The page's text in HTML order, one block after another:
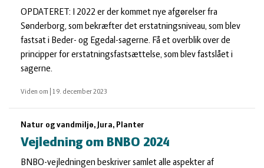
OPDATERET: I 2022 er der kommet nye afgørelser fra
Sønderborg, som bekræfter det erstatningsniveau, som blev
fastsat i Beder- og Egedal-sagerne. Få et overblik over de
principper for erstatningsfastsættelse, som blev fastslået i
sagerne.
Viden om 19. december 2023
Natur og vandmiljø, Jura, Planter
Vejledning om BNBO 2024
BNBO-vejledningen beskriver samlet alle aspekter af